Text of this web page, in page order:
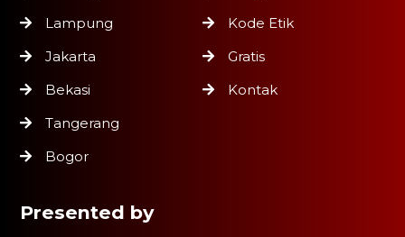
Lampung
Jakarta
Bekasi
Tangerang
Bogor
Kode Etik
Gratis
Kontak
Presented by